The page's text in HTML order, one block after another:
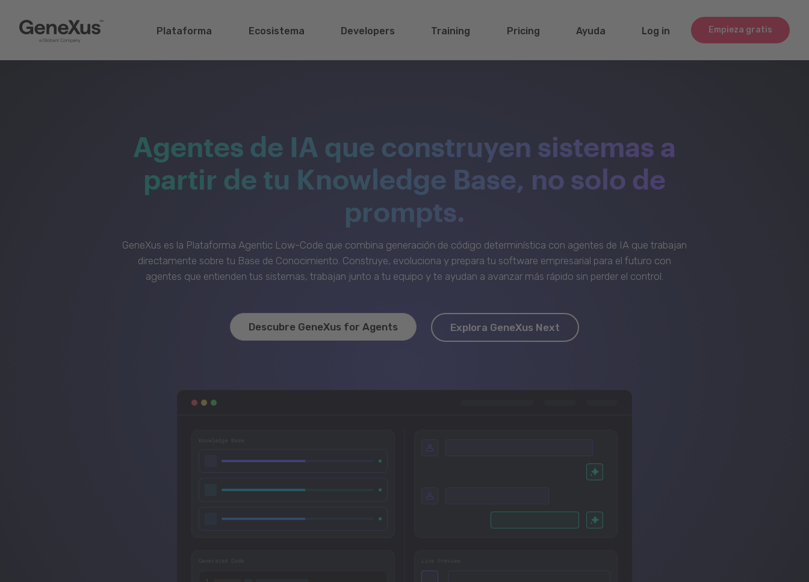
Empieza gratis
Plataforma Ecosistema Developers Training Pricing Ayuda Log in
Agentes de IA que construyen sistemas a
partir de tu Knowledge Base, no solo de
prompts.
GeneXus es la Plataforma Agentic Low-Code que combina generación de código determinística con agentes de IA que trabajan
directamente sobre tu Base de Conocimiento. Construye, evoluciona y prepara tu software empresarial para el futuro con
agentes que entienden tus sistemas, trabajan junto a tu equipo y te ayudan a avanzar más rápido sin perder el control.
Descubre GeneXus for Agents Explora GeneXus Next